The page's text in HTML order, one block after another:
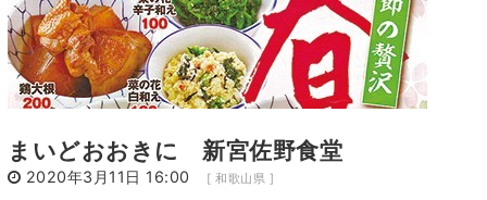
まいどおおきに 新宮佐野食堂
2020年3月11日 16:00 [ 和歌山県 ]